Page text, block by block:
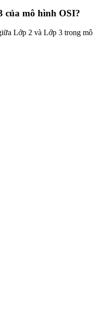
của mô hình OSI?
Lớp 2 và Lớp 3 trong mô